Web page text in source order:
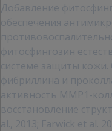
Добавление
обеспечения
фитосфингозин
системе защиты
фибриллина и
активность MMP1-
восстановление
al., 2013; Farwick et al.